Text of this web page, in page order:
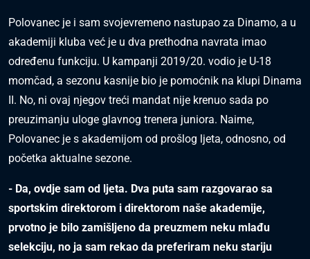
Polovanec je i sam svojevremeno nastupao za Dinamo, a u
akademiji kluba već je u dva prethodna navrata imao
određenu funkciju. U kampanji 2019/20. vodio je U-18
momčad, a sezonu kasnije bio je pomoćnik na klupi Dinama
II. No, ni ovaj njegov treći mandat nije krenuo sada po
preuzimanju uloge glavnog trenera juniora. Naime,
Polovanec je s akademijom od prošlog ljeta, odnosno, od
početka aktualne sezone.
- Da, ovdje sam od ljeta. Dva puta sam razgovarao sa
sportskim direktorom i direktorom naše akademije,
prvotno je bilo zamišljeno da preuzmem neku mlađu
selekciju, no ja sam rekao da preferiram neku stariju